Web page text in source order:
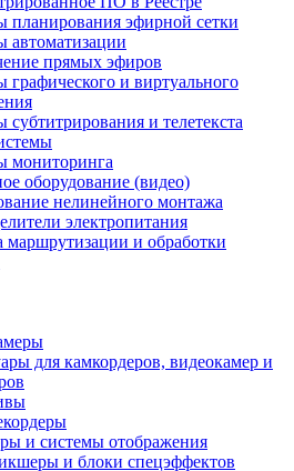
планирования эфирной сетки
автоматизации
прямых эфиров
графического и виртуального
субтитрирования и телетекста
мониторинга
оборудование (видео)
нелинейного монтажа
электропитания
маршрутизации и обработки
для камкордеров, видеокамер и
и системы отображения
и блоки спецэффектов